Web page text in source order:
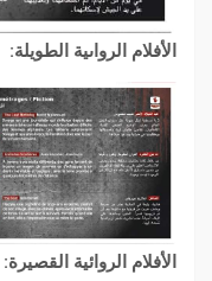
الأفلام الرواىية الطويلة:
الأفلام الروائية القصيرة: